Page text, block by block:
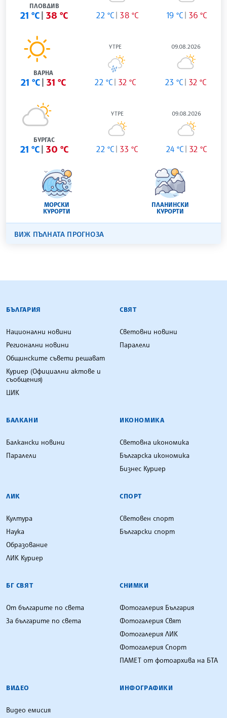
ПЛОВДИВ
21 °C 38 °C 22 °C 38 °C 19 °C 36 °C
ВАРНА
21 °C 31 °C
УТРЕ
22 °C 32 °C
09.08.2026
23 °C 32 °C
БУРГАС
21 °C 30 °C
УТРЕ
22 °C 33 °C
09.08.2026
24 °C 32 °C
МОРСКИ
КУРОРТИ
ПЛАНИНСКИ
КУРОРТИ
ВИЖ ПЪЛНАТА ПРОГНОЗА
БЪЛГАРСКА ТЕЛЕГРАФНА АГЕНЦИЯ
БЪЛГАРИЯ
Национални новини
Регионални новини
Общинските съвети решават
Куриер (Официални актове и
съобщения)
ЦИК
СВЯТ
Световни новини
Паралели
БАЛКАНИ
Балкански новини
Паралели
ИКОНОМИКА
Световна икономика
Българска икономика
Бизнес Куриер
ЛИК
Култура
Наука
Образование
ЛИК Куриер
СПОРТ
Световен спорт
Български спорт
БГ СВЯТ
От българите по света
За българите по света
СНИМКИ
Фотогалерия България
Фотогалерия Свят
Фотогалерия ЛИК
Фотогалерия Спорт
ПАМЕТ от фотоархива на БТА
ВИДЕО
Видео емисия
ИНФОГРАФИКИ